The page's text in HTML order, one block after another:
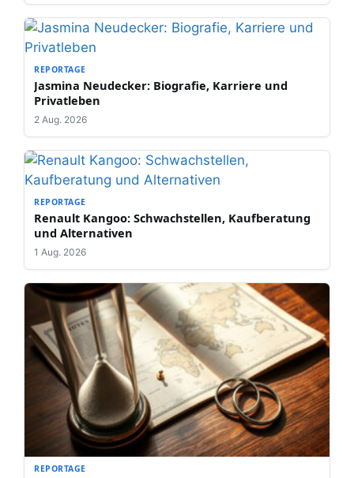
REPORTAGE
Jasmina Neudecker: Biografie, Karriere und
Privatleben
2 Aug. 2026
REPORTAGE
Renault Kangoo: Schwachstellen, Kaufberatung
und Alternativen
1 Aug. 2026
REPORTAGE